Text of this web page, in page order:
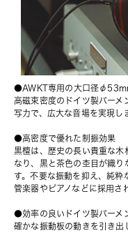
●AWKT専用の大口径
高磁束密度のドイツ製パーメ
写力で、広大な音場を実現し
●高密度で優れた制振効果
黒檀は、歴史の長い貴重な
なり、黒と茶色の杢目が織
す。不要な振動を抑え、純
管楽器やピアノなどに採用さ
●効率の良いドイツ製パーメ
確かな振動板の動きを引き出